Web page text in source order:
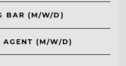
BAR (M/W/D)
AGENT (M/W/D)